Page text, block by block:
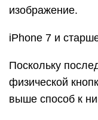
изображение.
iPhone 7 и
Поскольку
физической
выше способ к